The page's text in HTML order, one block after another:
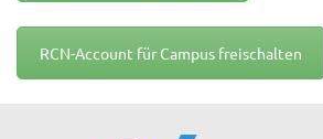
RCN-Account für Campus freischalten